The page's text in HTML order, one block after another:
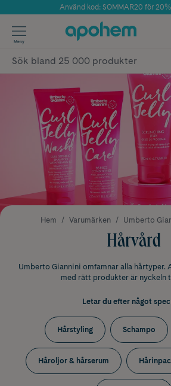
Årets Butik 2025 inom
Använd kod: SOMMAR20 för
✓ Fri frakt
✓ Poäng på alla köp*
Meny
Hem Varumärken Umberto
Hårvård
Umberto Giannini omfamnar alla hårtyper.
med rätt produkter är nyckeln
Letar du efter något
Hårstyling Schampo
Håroljor & hårserum